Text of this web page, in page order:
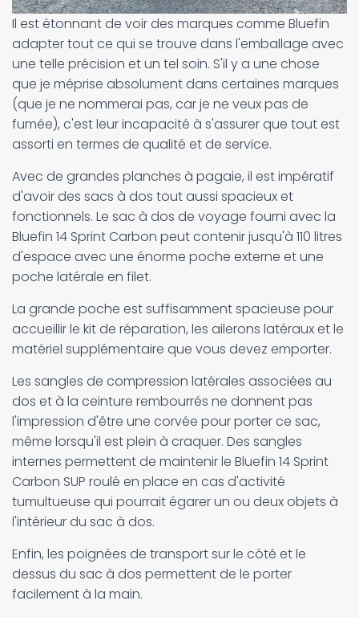
Il est étonnant de voir des marques comme Bluefin
adapter tout ce qui se trouve dans l'emballage avec
une telle précision et un tel soin. S'il y a une chose
que je méprise absolument dans certaines marques
(que je ne nommerai pas, car je ne veux pas de
fumée), c'est leur incapacité à s'assurer que tout est
assorti en termes de qualité et de service.
Avec de grandes planches à pagaie, il est impératif
d'avoir des sacs à dos tout aussi spacieux et
fonctionnels. Le sac à dos de voyage fourni avec la
Bluefin 14 Sprint Carbon peut contenir jusqu'à 110 litres
d'espace avec une énorme poche externe et une
poche latérale en filet.
La grande poche est suffisamment spacieuse pour
accueillir le kit de réparation, les ailerons latéraux et le
matériel supplémentaire que vous devez emporter.
Les sangles de compression latérales associées au
dos et à la ceinture rembourrés ne donnent pas
l'impression d'être une corvée pour porter ce sac,
même lorsqu'il est plein à craquer. Des sangles
internes permettent de maintenir le Bluefin 14 Sprint
Carbon SUP roulé en place en cas d'activité
tumultueuse qui pourrait égarer un ou deux objets à
l'intérieur du sac à dos.
Enfin, les poignées de transport sur le côté et le
dessus du sac à dos permettent de le porter
facilement à la main.